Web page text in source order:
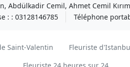
Abdülkadir Cemil, Ahmet Cemil
: : 03128146785 Téléphone
Saint-Valentin Fleuriste